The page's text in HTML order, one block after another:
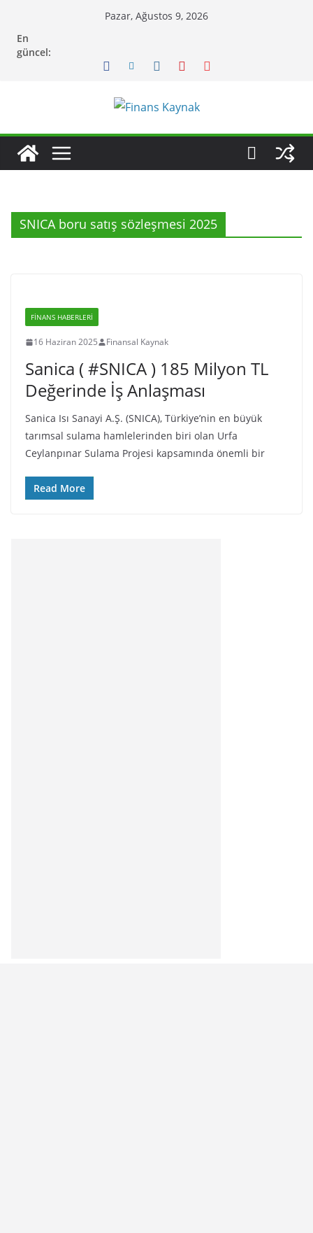
content
Pazar, Ağustos 9, 2026
En
güncel:
SNICA boru satış sözleşmesi 2025
FINANS HABERLERI
16 Haziran 2025 Finansal Kaynak
Sanica ( #SNICA ) 185 Milyon TL
Değerinde İş Anlaşması
Sanica Isı Sanayi A.Ş. (SNICA), Türkiye’nin en büyük
tarımsal sulama hamlelerinden biri olan Urfa
Ceylanpınar Sulama Projesi kapsamında önemli bir
Read More